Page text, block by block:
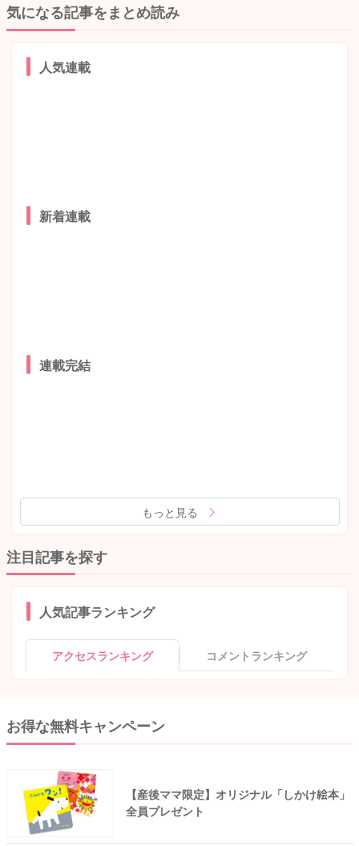
気になる記事をまとめ読み
人気連載
新着連載
連載完結
もっと見る
注目記事を探す
人気記事ランキング
アクセスランキング コメントランキング
お得な無料キャンペーン
【産後ママ限定】オリジナル「しかけ絵本」
全員プレゼント